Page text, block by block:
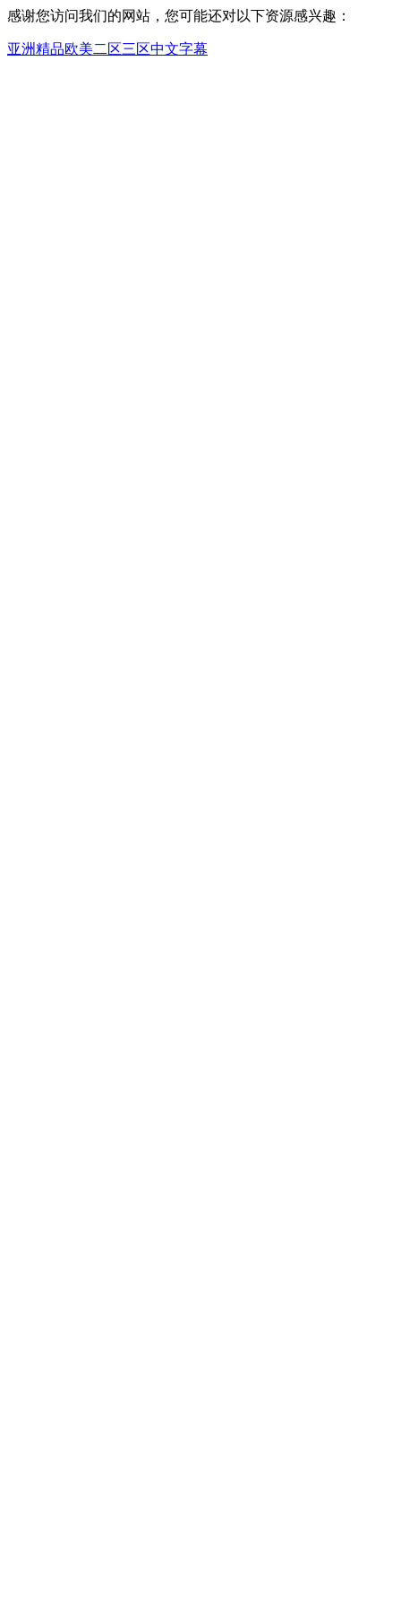
感谢您访问我们的网站，您可能还对以下资源感兴趣：
亚洲精品欧美二区三区中文字幕